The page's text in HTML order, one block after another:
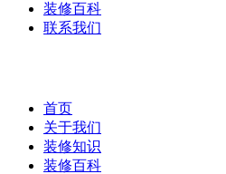
装修百科
联系我们
首页
关于我们
装修知识
装修百科